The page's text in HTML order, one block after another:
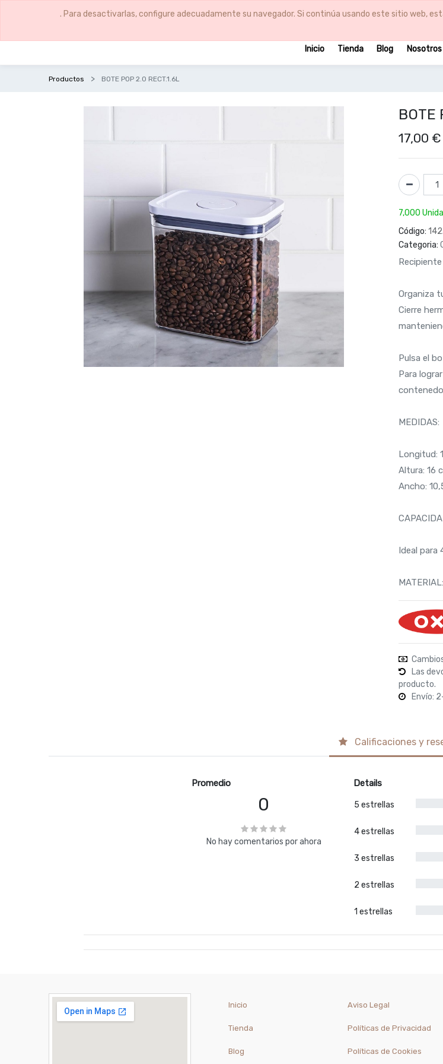
. Para desactivarlas, configure adecuadamente su navegador. Si continúa usando este sitio web,
Inicio Tienda Blog Nosotros
Productos BOTE POP 2.0 RECT.1.6L
BOTE
17,00 €
7,000
Código:
Categoria:
Organiza
Cierre
Pulsa el
Para
MEDIDAS:
Longitud:
Altura: 16
Ancho:
Ideal para
Las
producto.
Envío:
Calificaciones y
Promedio
0
No hay comentarios por ahora
Details
5 estrellas
4 estrellas
3 estrellas
2 estrellas
1 estrellas
Inicio
Tienda
Blog
Aviso Legal
Políticas de Privacidad
Políticas de Cookies